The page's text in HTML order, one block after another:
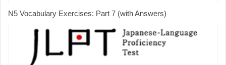
N5 Vocabulary Exercises: Part 7 (with Answers)